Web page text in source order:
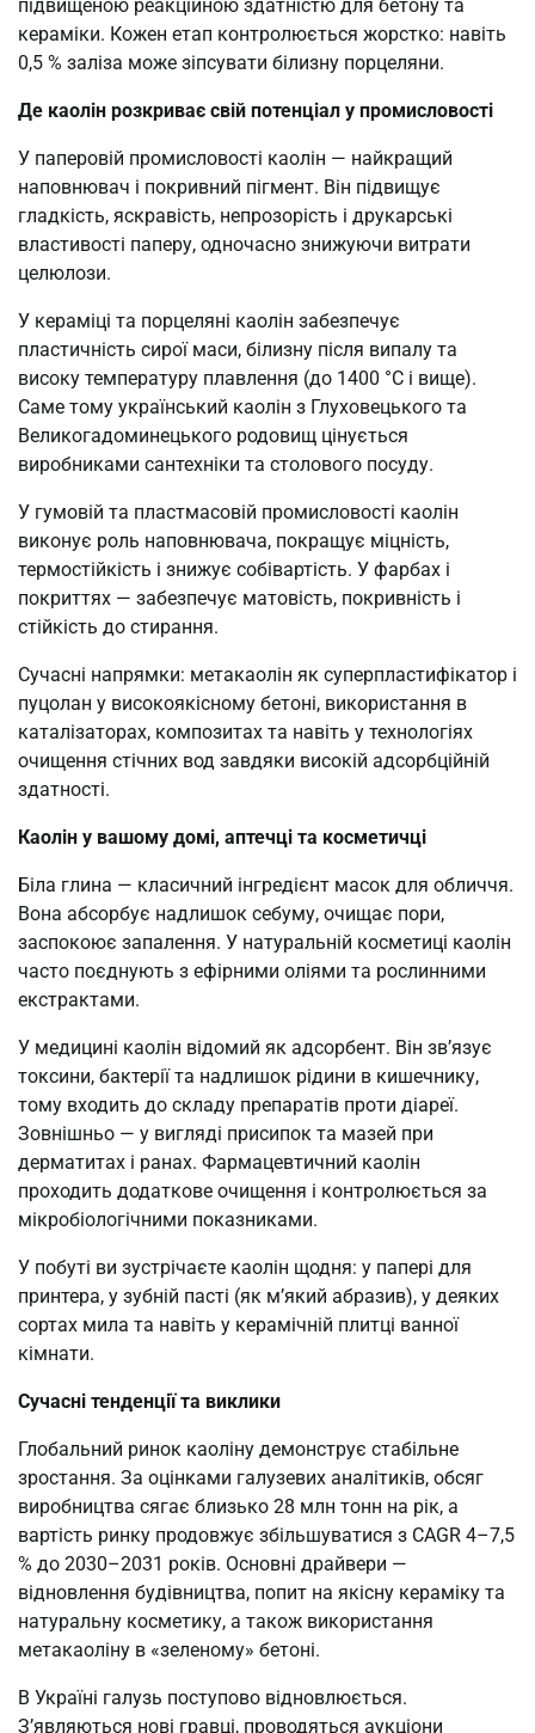
підвищеною реакційною здатністю для бетону та
кераміки. Кожен етап контролюється жорстко: навіть
0,5 % заліза може зіпсувати білизну порцеляни.
Де каолін розкриває свій потенціал у промисловості
У паперовій промисловості каолін — найкращий
наповнювач і покривний пігмент. Він підвищує
гладкість, яскравість, непрозорість і друкарські
властивості паперу, одночасно знижуючи витрати
целюлози.
У кераміці та порцеляні каолін забезпечує
пластичність сирої маси, білизну після випалу та
високу температуру плавлення (до 1400 °C і вище).
Саме тому український каолін з Глуховецького та
Великогадоминецького родовищ цінується
виробниками сантехніки та столового посуду.
У гумовій та пластмасовій промисловості каолін
виконує роль наповнювача, покращує міцність,
термостійкість і знижує собівартість. У фарбах і
покриттях — забезпечує матовість, покривність і
стійкість до стирання.
Сучасні напрямки: метакаолін як суперпластифікатор і
пуцолан у високоякісному бетоні, використання в
каталізаторах, композитах та навіть у технологіях
очищення стічних вод завдяки високій адсорбційній
здатності.
Каолін у вашому домі, аптечці та косметичці
Біла глина — класичний інгредієнт масок для обличчя.
Вона абсорбує надлишок себуму, очищає пори,
заспокоює запалення. У натуральній косметиці каолін
часто поєднують з ефірними оліями та рослинними
екстрактами.
У медицині каолін відомий як адсорбент. Він зв’язує
токсини, бактерії та надлишок рідини в кишечнику,
тому входить до складу препаратів проти діареї.
Зовнішньо — у вигляді присипок та мазей при
дерматитах і ранах. Фармацевтичний каолін
проходить додаткове очищення і контролюється за
мікробіологічними показниками.
У побуті ви зустрічаєте каолін щодня: у папері для
принтера, у зубній пасті (як м’який абразив), у деяких
сортах мила та навіть у керамічній плитці ванної
кімнати.
Сучасні тенденції та виклики
Глобальний ринок каоліну демонструє стабільне
зростання. За оцінками галузевих аналітиків, обсяг
виробництва сягає близько 28 млн тонн на рік, а
вартість ринку продовжує збільшуватися з CAGR 4–7,5
% до 2030–2031 років. Основні драйвери —
відновлення будівництва, попит на якісну кераміку та
натуральну косметику, а також використання
метакаоліну в «зеленому» бетоні.
В Україні галузь поступово відновлюється.
З’являються нові гравці, проводяться аукціони